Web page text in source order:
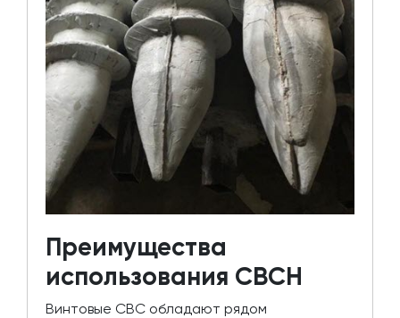
Преимущества
использования СВСН
Винтовые СВС обладают рядом